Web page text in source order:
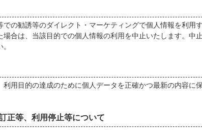
の勧誘等のダイレクト・マーケティングで個人情報を利用
合は、当該目的での個人情報の利用を中止いたします。中
用目的の達成のために個人データを正確かつ最新の内容に
正等、利用停止等について